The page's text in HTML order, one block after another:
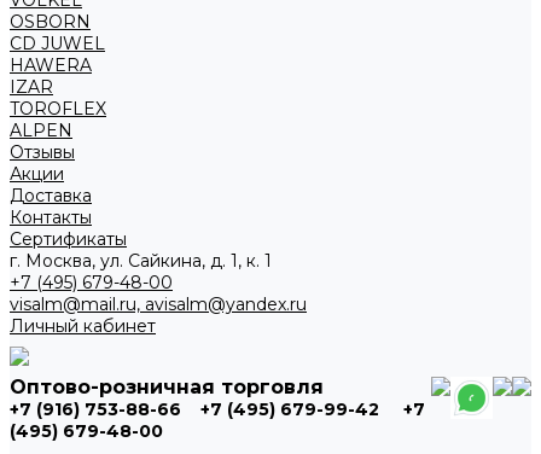
OSBORN
CD JUWEL
HAWERA
IZAR
TOROFLEX
ALPEN
Отзывы
Акции
Доставка
Контакты
Сертификаты
г. Москва, ул. Сайкина, д. 1, к. 1
+7 (495) 679-48-00
visalm@mail.ru, avisalm@yandex.ru
Личный кабинет
Оптово-розничная торговля
+7 (916) 753-88-66 +7 (495) 679-99-42
+7
(495) 679-48-00